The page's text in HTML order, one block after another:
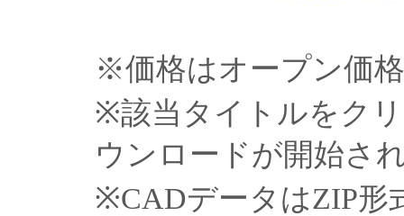
※価格はオープン価
※該当タイトルをク
ウンロードが開始さ
※CADデータはZIP形